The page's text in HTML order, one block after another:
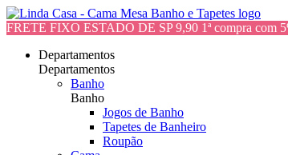
FRETE FIXO ESTADO DE SP 9,90 1ª compra
Departamentos
Departamentos
Banho
Banho
Jogos de Banho
Tapetes de Banheiro
Roupão